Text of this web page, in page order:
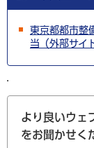
東京都都市整
当（外部サイ
より良いウェ
をお聞かせく